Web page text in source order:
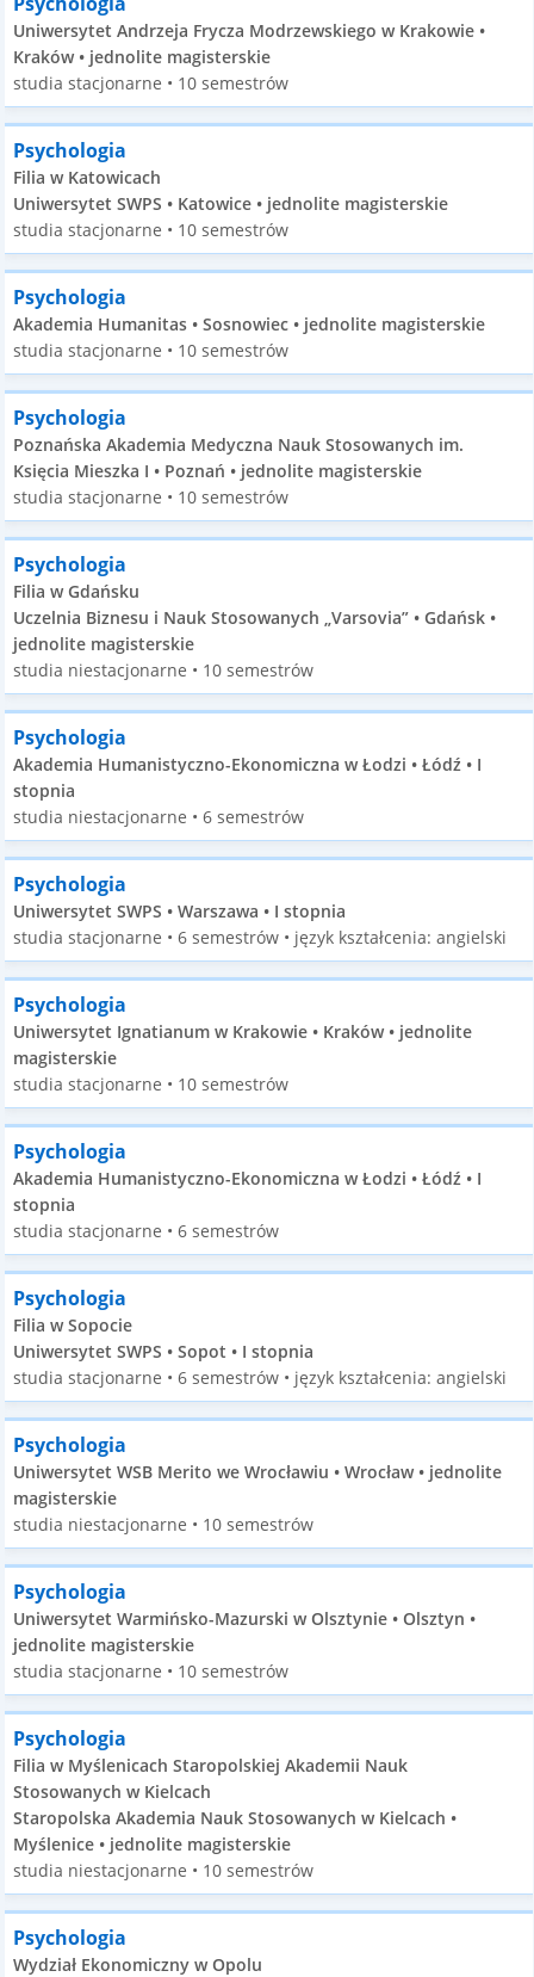
Uniwersytet Andrzeja Frycza Modrzewskiego w Krakowie •
Kraków • jednolite magisterskie
studia stacjonarne • 10 semestrów
Psychologia
Filia w Katowicach
Uniwersytet SWPS • Katowice • jednolite magisterskie
studia stacjonarne • 10 semestrów
Psychologia
Akademia Humanitas • Sosnowiec • jednolite magisterskie
studia stacjonarne • 10 semestrów
Psychologia
Poznańska Akademia Medyczna Nauk Stosowanych im.
Księcia Mieszka I • Poznań • jednolite magisterskie
studia stacjonarne • 10 semestrów
Psychologia
Filia w Gdańsku
Uczelnia Biznesu i Nauk Stosowanych „Varsovia” • Gdańsk •
jednolite magisterskie
studia niestacjonarne • 10 semestrów
Psychologia
Akademia Humanistyczno-Ekonomiczna w Łodzi • Łódź • I
stopnia
studia niestacjonarne • 6 semestrów
Psychologia
Uniwersytet SWPS • Warszawa • I stopnia
studia stacjonarne • 6 semestrów • język kształcenia: angielski
Psychologia
Uniwersytet Ignatianum w Krakowie • Kraków • jednolite
magisterskie
studia stacjonarne • 10 semestrów
Psychologia
Akademia Humanistyczno-Ekonomiczna w Łodzi • Łódź • I
stopnia
studia stacjonarne • 6 semestrów
Psychologia
Filia w Sopocie
Uniwersytet SWPS • Sopot • I stopnia
studia stacjonarne • 6 semestrów • język kształcenia: angielski
Psychologia
Uniwersytet WSB Merito we Wrocławiu • Wrocław • jednolite
magisterskie
studia niestacjonarne • 10 semestrów
Psychologia
Uniwersytet Warmińsko-Mazurski w Olsztynie • Olsztyn •
jednolite magisterskie
studia stacjonarne • 10 semestrów
Psychologia
Filia w Myślenicach Staropolskiej Akademii Nauk
Stosowanych w Kielcach
Staropolska Akademia Nauk Stosowanych w Kielcach •
Myślenice • jednolite magisterskie
studia niestacjonarne • 10 semestrów
Psychologia
Wydział Ekonomiczny w Opolu